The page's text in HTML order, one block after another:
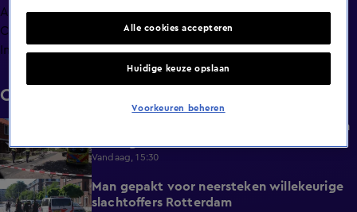
Afleveringen
Clips
Info
Clips
0:45
Twee vrouwen gewond door steekpartij in
Vandaag, 15:30
0:27
Man gepakt voor neersteken willekeurige
slachtoffers Rotterdam
Alle cookies accepteren
Huidige keuze opslaan
Voorkeuren beheren